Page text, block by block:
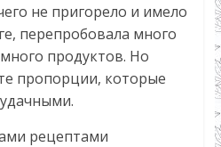
не пригорело и имело
перепробовала много
продуктов. Но
пропорции, которые
рецептами